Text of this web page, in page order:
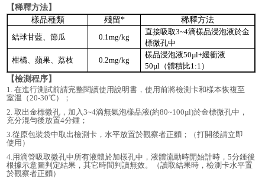
【稀釋方法】
樣品種類
殘留*
稀釋方法
結球甘藍、節瓜
0.1mg/kg
直接吸取3~4滴樣品浸泡液於金
標微孔中
柑橘、蘋果、荔枝
0.2mg/kg
樣品浸泡液50µl+緩衝液
50µl（體積比1:1）
【檢測程序】
1.在進行測試前請完整閱讀使用說明書，使用前將檢測卡和樣本恢複至
室溫（20-30℃）；
2. 取出金標微孔，加入3~4滴無氣泡樣品液(約80~100µl)於金標微孔中，
充分混勻後放置4分鍾；
3.從原包裝袋中取出檢測卡，水平放置於觀察者正麵；（打開後請立即
使用）
4.用滴管吸取微孔中所有液體於加樣孔中，液體流動時開始計時，5分鍾後
根據示意圖判定結果，其它時間判讀無效。
（讀取結果時，檢測卡水平置
於觀察者正麵）